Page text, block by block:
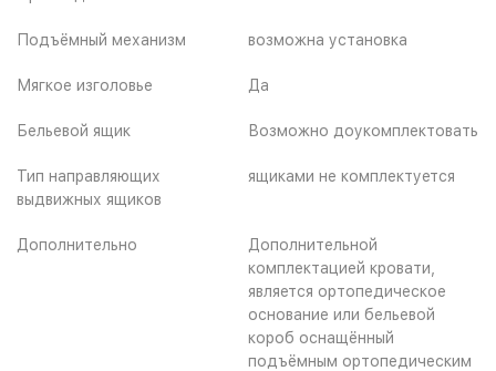
Подъёмный механизм возможна установка
Мягкое изголовье Да
Бельевой ящик Возможно доукомплектовать
Тип направляющих
выдвижных ящиков
ящиками не комплектуется
Дополнительно
Дополнительной
комплектацией кровати,
является ортопедическое
основание или бельевой
короб оснащённый
подъёмным ортопедическим